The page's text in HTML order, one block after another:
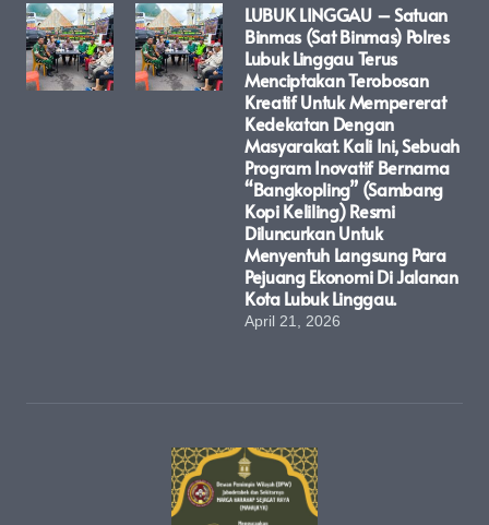
LUBUK LINGGAU – Satuan
Binmas (Sat Binmas) Polres
Lubuk Linggau Terus
Menciptakan Terobosan
Kreatif Untuk Mempererat
Kedekatan Dengan
Masyarakat. Kali Ini, Sebuah
Program Inovatif Bernama
“Bangkopling” (Sambang
Kopi Keliling) Resmi
Diluncurkan Untuk
Menyentuh Langsung Para
Pejuang Ekonomi Di Jalanan
Kota Lubuk Linggau.
April 21, 2026